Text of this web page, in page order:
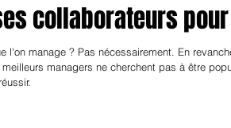
collaborateurs
l'on manage ? Pas nécessairement. En
managers ne cherchent pas à être